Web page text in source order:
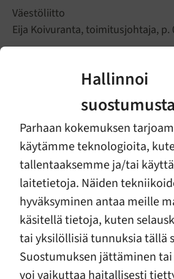
Hallinnoi
suostumusta
Parhaan kokemuksen
käytämme teknologioita,
tallentaaksemme ja/tai
laitetietoja. Näiden
hyväksyminen antaa meille
käsitellä tietoja, kuten
tai yksilöllisiä tunnuksia tällä
Suostumuksen jättäminen
voi vaikuttaa haitallisesti
Väestöliitto
Eija Koivuranta, toimitusjohtaja, p.
Lapsi- ja perhejärjestöt vaativat,
lapsiperheköyhyyttä ja heikennä
hyvinvointia kehysriihen
sopeutukset tulevat kalliiksi
mielenterveys- ja
lastensuojelun kustannusten
Lapsi- ja perhejärjestöt ovat
mahdolliset lisäsopeutukset
lapsiin ja perheisiin.
talouden näkymä on vakava.
kuitenkin muistuttavat hallitusta
sukupolvien velkataakan